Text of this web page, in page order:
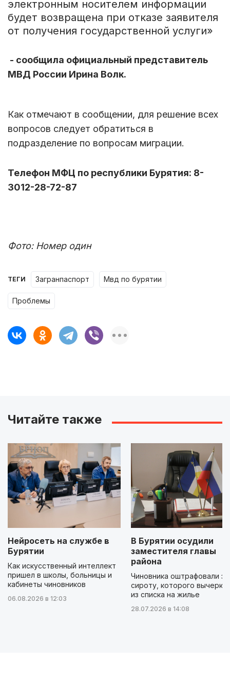
электронным носителем информации
будет возвращена при отказе заявителя
от получения государственной услуги»
- сообщила официальный представитель
МВД России Ирина Волк.
Как отмечают в сообщении, для решение всех
вопросов следует обратиться в
подразделение по вопросам миграции.
Телефон МФЦ по республики Бурятия: 8-
3012-28-72-87
Фото: Номер один
ТЕГИ загранпаспорт мвд по бурятии
проблемы
Читайте также
Нейросеть на службе в
Бурятии
Как искусственный интеллект
пришел в школы, больницы и
кабинеты чиновников
06.08.2026 в 12:03
В Бурятии осудили
заместителя главы
района
Чиновника оштрафовали за
сироту, которого
из списка на жилье
28.07.2026 в 14:08